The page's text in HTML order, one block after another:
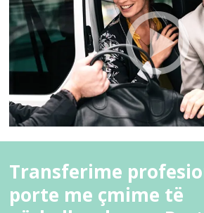
Transferime
porte me çmime të